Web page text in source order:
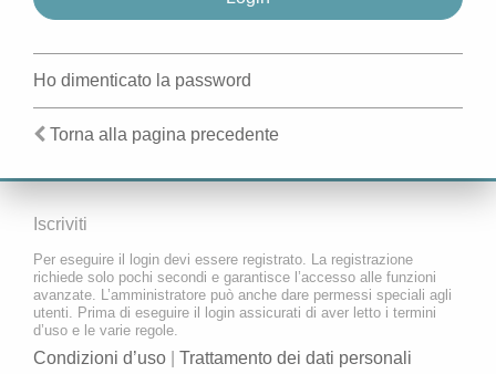
Ho dimenticato la password
Torna alla pagina precedente
Iscriviti
Per eseguire il login devi essere registrato. La registrazione
richiede solo pochi secondi e garantisce l’accesso alle funzioni
avanzate. L’amministratore può anche dare permessi speciali agli
utenti. Prima di eseguire il login assicurati di aver letto i termini
d’uso e le varie regole.
Condizioni d’uso Trattamento dei dati personali